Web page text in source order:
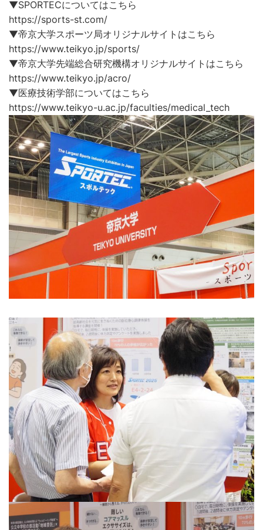
▼SPORTECについてはこちら
https://sports-st.com/
▼帝京大学スポーツ局オリジナルサイトはこちら
https://www.teikyo.jp/sports/
▼帝京大学先端総合研究機構オリジナルサイトはこちら
https://www.teikyo.jp/acro/
▼医療技術学部についてはこちら
https://www.teikyo-u.ac.jp/faculties/medical_tech